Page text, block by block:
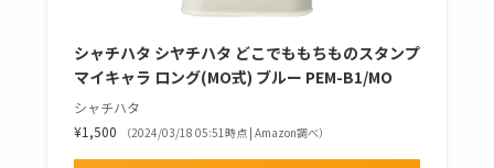
シャチハタ シヤチハタ どこでももちものスタンプ
マイキャラ ロング(MO式) ブルー PEM-B1/MO
シャチハタ
¥1,500
（2024/03/18 05:51時点 | Amazon調べ）